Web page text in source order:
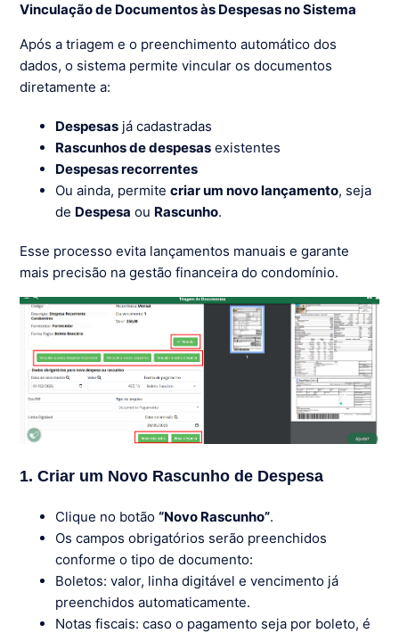
Vinculação de Documentos às Despesas no Sistema
Após a triagem e o preenchimento automático dos
dados, o sistema permite vincular os documentos
diretamente a:
Despesas já cadastradas
Rascunhos de despesas existentes
Despesas recorrentes
Ou ainda, permitecriar um novo lançamento, seja
de Despesa ou Rascunho.
Esse processo evita lançamentos manuais e garante
mais precisão na gestão financeira do condomínio.
1. Criar um Novo Rascunho de Despesa
Clique no botão“Novo Rascunho”.
Os campos obrigatórios serão preenchidos
conforme o tipo de documento:
Boletos: valor, linha digitável e vencimento já
preenchidos automaticamente.
Notas fiscais: caso o pagamento seja por boleto, é